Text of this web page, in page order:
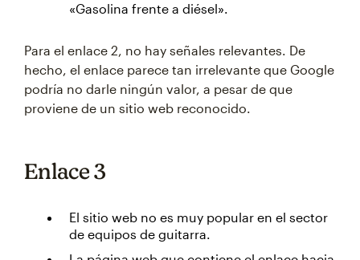
«Gasolina frente a diésel».
Para el enlace 2, no hay señales relevantes. De
hecho, el enlace parece tan irrelevante que Google
podría no darle ningún valor, a pesar de que
proviene de un sitio web reconocido.
Enlace 3
El sitio web no es muy popular en el sector
de equipos de guitarra.